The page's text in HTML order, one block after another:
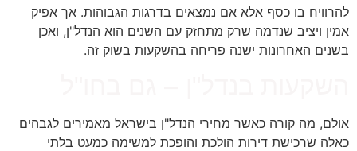
להרוויח בו כסף אלא אם נמצאים בדרגות הגבוהות. אך אפיק
אמין ויציב שנדמה שרק מתחזק עם השנים הוא הנדל"ן, ואכן
בשנים האחרונות ישנה פריחה בהשקעות בשוק זה.
אולם, מה קורה כאשר מחירי הנדל"ן בישראל מאמירים לגבהים
כאלה שרכישת דירות הולכת והופכת למשימה כמעט בלתי